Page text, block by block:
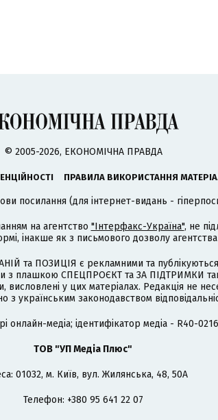
© 2005-2026, ЕКОНОМІЧНА ПРАВДА
ПРАВИЛА ВИКОРИСТАННЯ
посилання (для інтернет-видань -
на агентство "Інтерфакс-Україна", не
інакше як з письмового дозволу
та ПОЗИЦІЯ є рекламними та
з плашкою СПЕЦПРОЄКТ та ЗА ПІДТРИМКИ
висловлені у цих матеріалах. Редакція не
з українським законодавством
онлайн-медіа; ідентифікатор медіа - R40-
ТОВ "УП Медіа Плюс"
01032, м. Київ, вул. Жилянська, 48, 50А
Телефон: +380 95 641 22 07